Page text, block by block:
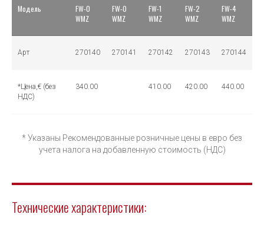
Модель
FW-0
WMZ
FW-0
WMZ
FW-1
WMZ
FW-2
WMZ
FW-4
WMZ
Арт 270140 270141 270142 270143 270144
*Цена,€ (без
НДС)
340.00 410.00 420.00 440.00
* Указаны Рекомендованные розничные цены в евро без
учета налога на добавленную стоимость (НДС)
Технические характеристики: